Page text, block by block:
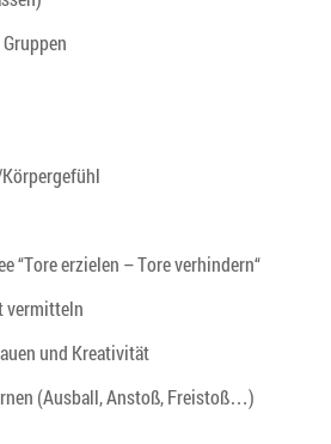
“Tore erzielen – Tore verhindern“
vermitteln
und Kreativität
(Ausball, Anstoß, Freistoß…)